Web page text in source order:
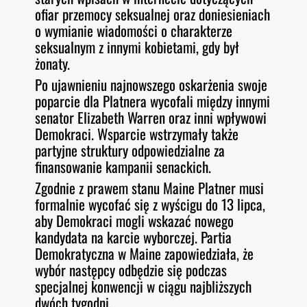
ofiar przemocy seksualnej oraz doniesieniach
o wymianie wiadomości o charakterze
seksualnym z innymi kobietami, gdy był
żonaty.
Po ujawnieniu najnowszego oskarżenia swoje
poparcie dla Platnera wycofali między innymi
senator Elizabeth Warren oraz inni wpływowi
Demokraci. Wsparcie wstrzymały także
partyjne struktury odpowiedzialne za
finansowanie kampanii senackich.
Zgodnie z prawem stanu Maine Platner musi
formalnie wycofać się z wyścigu do 13 lipca,
aby Demokraci mogli wskazać nowego
kandydata na karcie wyborczej. Partia
Demokratyczna w Maine zapowiedziała, że
wybór następcy odbędzie się podczas
specjalnej konwencji w ciągu najbliższych
dwóch tygodni.